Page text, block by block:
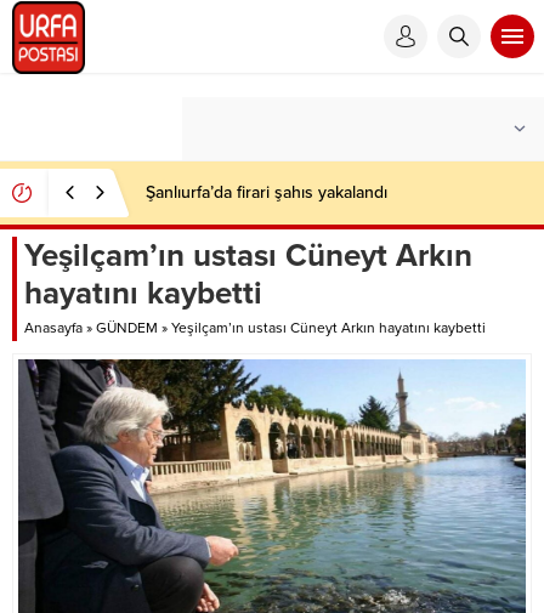
Şanlıurfa’da firari şahıs yakalandı
Yeşilçam’ın ustası Cüneyt Arkın
hayatını kaybetti
Anasayfa » GÜNDEM » Yeşilçam’ın ustası Cüneyt Arkın hayatını kaybetti